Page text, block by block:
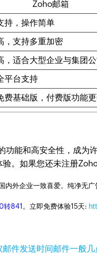
Zoho邮箱
持，操作简单
，支持多重加密
，适合大型企业与集团公
平台支持
费基础版，付费版功能
功能和高安全性，成为
。如果您还未注册
内外企业一致喜爱。纯净无广
841 。立即免费体验15天:
邮件发送时间邮件一般